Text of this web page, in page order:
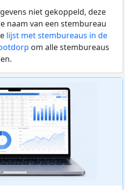
niet gekoppeld, deze
naam van een stembureau
lijst met stembureaus in de
om alle stembureaus